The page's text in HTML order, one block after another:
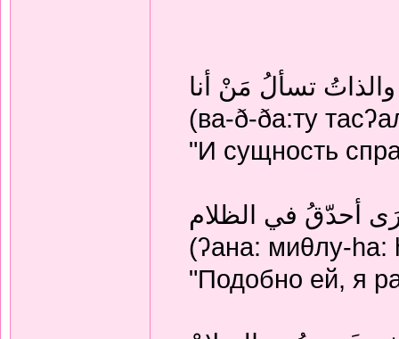
والذاتُ تسألُ مَنْ أنا
(ва-ð-ðа:ту
"И сущность
أحدّقُ في الظلام
(ʔана: миθлу-hа:
"Подобно ей, я